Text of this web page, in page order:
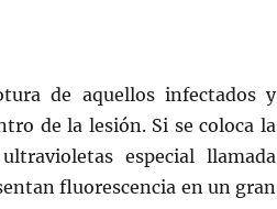
de aquellos infectados y
de la lesión. Si se coloca la
especial llamada
fluorescencia en un gran